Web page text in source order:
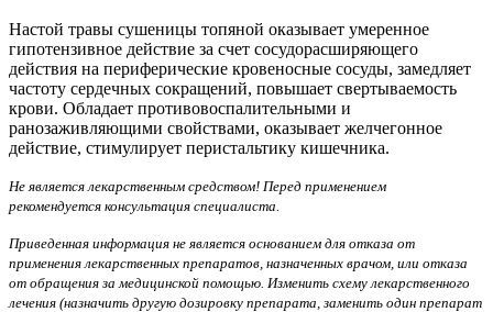
Настой травы сушеницы топяной оказывает умеренное
гипотензивное действие за счет сосудорасширяющего
действия на периферические кровеносные сосуды, замедляет
частоту сердечных сокращений, повышает свертываемость
крови. Обладает противовоспалительными и
ранозаживляющими свойствами, оказывает желчегонное
действие, стимулирует перистальтику кишечника.
Не является лекарственным средством! Перед применением
рекомендуется консультация специалиста.
Приведенная информация не является основанием для отказа от
применения лекарственных препаратов, назначенных врачом, или отказа
от обращения за медицинской помощью. Изменить схему лекарственного
лечения (назначить другую дозировку препарата, заменить один препарат